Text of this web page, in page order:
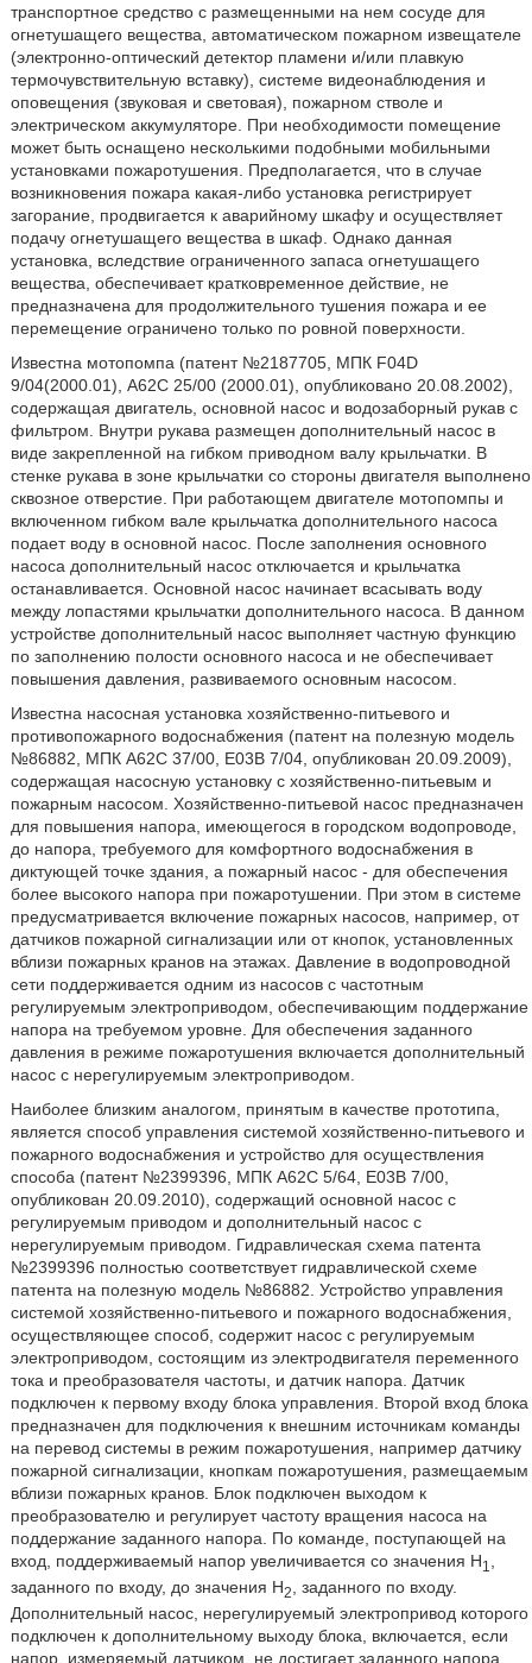
транспортное средство с размещенными на нем сосуде для
огнетушащего вещества, автоматическом пожарном извещателе
(электронно-оптический детектор пламени и/или плавкую
термочувствительную вставку), системе видеонаблюдения и
оповещения (звуковая и световая), пожарном стволе и
электрическом аккумуляторе. При необходимости помещение
может быть оснащено несколькими подобными мобильными
установками пожаротушения. Предполагается, что в случае
возникновения пожара какая-либо установка регистрирует
загорание, продвигается к аварийному шкафу и осуществляет
подачу огнетушащего вещества в шкаф. Однако данная
установка, вследствие ограниченного запаса огнетушащего
вещества, обеспечивает кратковременное действие, не
предназначена для продолжительного тушения пожара и ее
перемещение ограничено только по ровной поверхности.
Известна мотопомпа (патент №2187705, МПК F04D
9/04(2000.01), А62С 25/00 (2000.01), опубликовано 20.08.2002),
содержащая двигатель, основной насос и водозаборный рукав с
фильтром. Внутри рукава размещен дополнительный насос в
виде закрепленной на гибком приводном валу крыльчатки. В
стенке рукава в зоне крыльчатки со стороны двигателя выполнено
сквозное отверстие. При работающем двигателе мотопомпы и
включенном гибком вале крыльчатка дополнительного насоса
подает воду в основной насос. После заполнения основного
насоса дополнительный насос отключается и крыльчатка
останавливается. Основной насос начинает всасывать воду
между лопастями крыльчатки дополнительного насоса. В данном
устройстве дополнительный насос выполняет частную функцию
по заполнению полости основного насоса и не обеспечивает
повышения давления, развиваемого основным насосом.
Известна насосная установка хозяйственно-питьевого и
противопожарного водоснабжения (патент на полезную модель
№86882, МПК А62С 37/00, Е03В 7/04, опубликован 20.09.2009),
содержащая насосную установку с хозяйственно-питьевым и
пожарным насосом. Хозяйственно-питьевой насос предназначен
для повышения напора, имеющегося в городском водопроводе,
до напора, требуемого для комфортного водоснабжения в
диктующей точке здания, а пожарный насос - для обеспечения
более высокого напора при пожаротушении. При этом в системе
предусматривается включение пожарных насосов, например, от
датчиков пожарной сигнализации или от кнопок, установленных
вблизи пожарных кранов на этажах. Давление в водопроводной
сети поддерживается одним из насосов с частотным
регулируемым электроприводом, обеспечивающим поддержание
напора на требуемом уровне. Для обеспечения заданного
давления в режиме пожаротушения включается дополнительный
насос с нерегулируемым электроприводом.
Наиболее близким аналогом, принятым в качестве прототипа,
является способ управления системой хозяйственно-питьевого и
пожарного водоснабжения и устройство для осуществления
способа (патент №2399396, МПК А62С 5/64, Е03В 7/00,
опубликован 20.09.2010), содержащий основной насос с
регулируемым приводом и дополнительный насос с
нерегулируемым приводом. Гидравлическая схема патента
№2399396 полностью соответствует гидравлической схеме
патента на полезную модель №86882. Устройство управления
системой хозяйственно-питьевого и пожарного водоснабжения,
осуществляющее способ, содержит насос с регулируемым
электроприводом, состоящим из электродвигателя переменного
тока и преобразователя частоты, и датчик напора. Датчик
подключен к первому входу блока управления. Второй вход блока
предназначен для подключения к внешним источникам команды
на перевод системы в режим пожаротушения, например датчику
пожарной сигнализации, кнопкам пожаротушения, размещаемым
вблизи пожарных кранов. Блок подключен выходом к
преобразователю и регулирует частоту вращения насоса на
поддержание заданного напора. По команде, поступающей на
вход, поддерживаемый напор увеличивается со значения H1
заданного по входу, до значения Н2
, заданного по входу.
Дополнительный насос, нерегулируемый электропривод которого
подключен к дополнительному выходу блока, включается, если
напор, измеряемый датчиком, не достигает заданного напора,